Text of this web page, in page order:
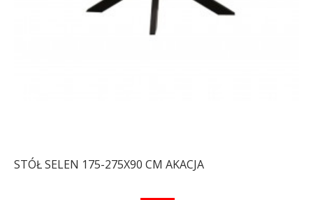
STÓŁ SELEN 175-275X90 CM AKACJA